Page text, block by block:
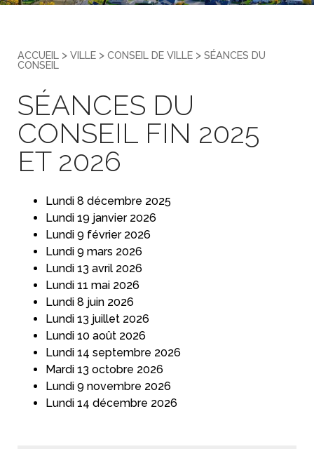
ACCUEIL > VILLE > CONSEIL DE VILLE > SÉANCES DU
CONSEIL
SÉANCES DU
CONSEIL FIN 2025
ET 2026
Lundi 8 décembre 2025
Lundi 19 janvier 2026
Lundi 9 février 2026
Lundi 9 mars 2026
Lundi 13 avril 2026
Lundi 11 mai 2026
Lundi 8 juin 2026
Lundi 13 juillet 2026
Lundi 10 août 2026
Lundi 14 septembre 2026
Mardi 13 octobre 2026
Lundi 9 novembre 2026
Lundi 14 décembre 2026